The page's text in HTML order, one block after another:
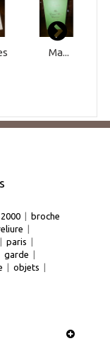
Ma...
2000 | broche
|
| paris |
garde |
| objets |